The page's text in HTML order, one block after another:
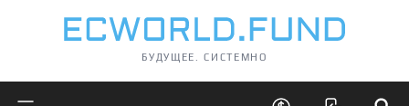
БУДУЩЕЕ. СИСТЕМНО